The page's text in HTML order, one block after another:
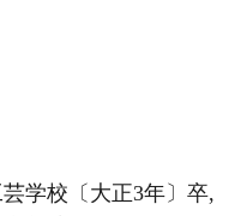
学校〔大正3年〕卒,